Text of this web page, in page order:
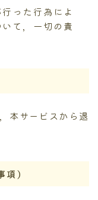
った行為によ
て，一切の責
本サービスから退
）